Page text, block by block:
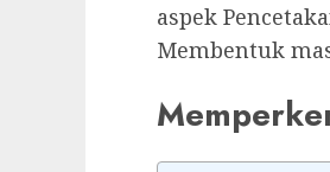
aspek
Membentuk